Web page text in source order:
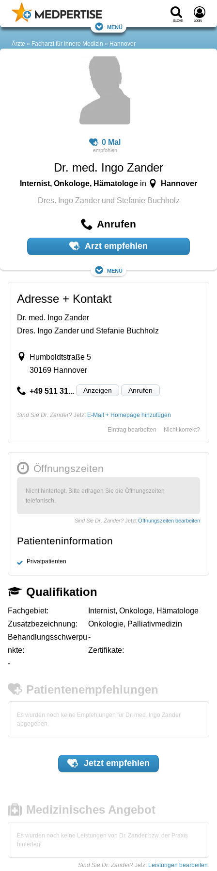
Suche Login
Menü
Ärzte Facharzt für Innere Medizin Hannover
0 Mal
Dr. med. Ingo Zander
Internist, Onkologe, Hämatologe in Hannover
Dres. Ingo Zander und Stefanie Buchholz
Anrufen
Arzt empfehlen
Menü
Adresse + Kontakt
Dr. med. Ingo Zander
Dres. Ingo Zander und Stefanie Buchholz
Humboldtstraße 5
30169 Hannover
+49 511 31... Anzeigen Anrufen
Sind Sie Dr. Zander? Jetzt E-Mail + Homepage hinzufügen
Nicht korrekt?
Eintrag bearbeiten
Öffnungszeiten
Nicht hinterlegt. Bitte erfragen Sie die Öffnungszeiten
telefonisch.
Sind Sie Dr. Zander? Jetzt Öffnungszeiten bearbeiten
Patienteninformation
Privatpatienten
Qualifikation
Fachgebiet:
Internist, Onkologe, Hämatologe
Zusatzbezeichnung:
Onkologie, Palliativmedizin
Behandlungsschwerpu
nkte:
-
Zertifikate:
-
Patientenempfehlungen
Es wurden noch keine Empfehlungen für Dr. med. Ingo Zander
abgegeben.
Jetzt empfehlen
Medizinisches Angebot
Es wurden noch keine Leistungen von Dr. Zander bzw. der Praxis
hinterlegt.
Sind Sie Dr. Zander? Jetzt Leistungen bearbeiten.